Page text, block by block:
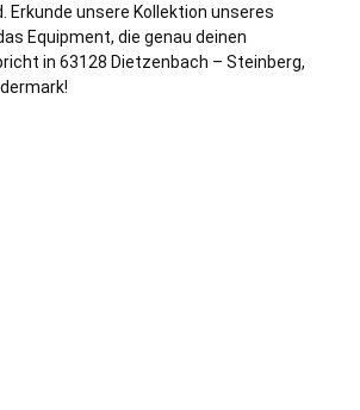
Erkunde unsere Kollektion unseres
Equipment, die genau deinen
in 63128 Dietzenbach – Steinberg,